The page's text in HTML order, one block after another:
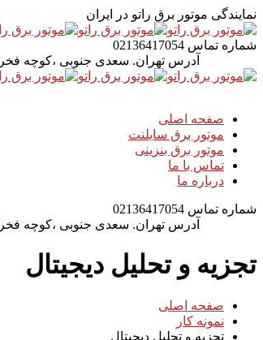
نمایندگی موتور برق راتو در ایران
شماره تماس 02136417054
آدرس تهران. سعدی جنوبی ،کوچه
صفحه اصلی
موتور برق سایلنت
موتور برق بنزینی
تماس با ما
درباره ما
شماره تماس 02136417054
آدرس تهران. سعدی جنوبی ،کوچه
تجزیه و تحلیل دیجیتال
صفحه اصلی
نمونه کار
تجزیه و تحلیل دیجیتال